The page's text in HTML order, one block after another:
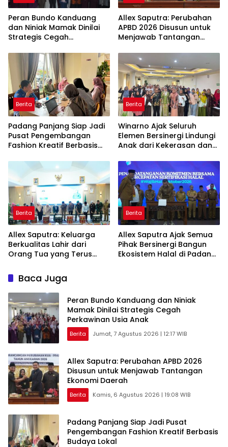
Peran Bundo Kanduang
dan Niniak Mamak Dinilai
Strategis Cegah
Allex Saputra: Perubahan
APBD 2026 Disusun untuk
Menjawab Tantangan
Berita
Padang Panjang Siap Jadi
Pusat Pengembangan
Fashion Kreatif Berbasis
Berita
Winarno Ajak Seluruh
Elemen Bersinergi Lindungi
Anak dari Kekerasan dan
Berita
Allex Saputra: Keluarga
Berkualitas Lahir dari
Orang Tua yang Terus
Berita
Allex Saputra Ajak Semua
Pihak Bersinergi Bangun
Ekosistem Halal di Padang
Baca Juga
Peran Bundo Kanduang dan Niniak
Mamak Dinilai Strategis Cegah
Perkawinan Usia Anak
Berita Jumat, 7 Agustus 2026 | 12:17 WIB
Allex Saputra: Perubahan APBD 2026
Disusun untuk Menjawab Tantangan
Ekonomi Daerah
Berita Kamis, 6 Agustus 2026 | 19:08 WIB
Padang Panjang Siap Jadi Pusat
Pengembangan Fashion Kreatif Berbasis
Budaya Lokal